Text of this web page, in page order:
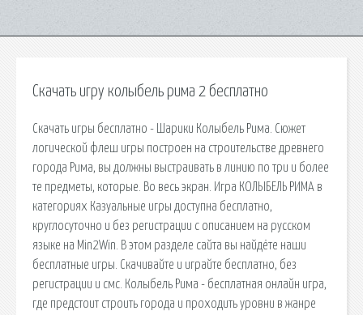
Скачать игру колыбель рима 2 бесплатно
Скачать игры бесплатно - Шарики Колыбель Рима. Сюжет
логической флеш игры построен на строительстве древнего
города Рима, вы должны выстраивать в линию по три и более
те предметы, которые. Во весь экран. Игра КОЛЫБЕЛЬ РИМА в
категориях Казуальные игры доступна бесплатно,
круглосуточно и без регистрации с описанием на русском
языке на Min2Win. В этом разделе сайта вы найдёте наши
бесплатные игры. Скачивайте и играйте бесплатно, без
регистрации и смс. Колыбель Рима - бесплатная онлайн игра,
где предстоит строить города и проходить уровни в жанре